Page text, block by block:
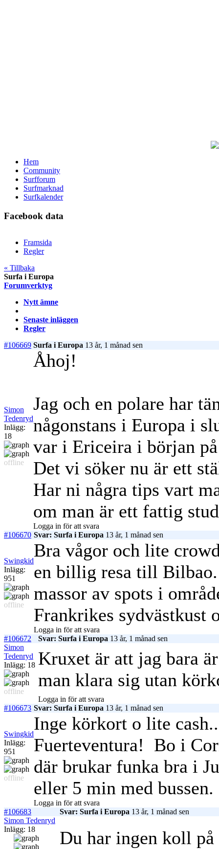
Hem
Community
Surfforum
Surfmarknad
Surfkalender
Facebook data
Framsida
Regler
« Tillbaka
Surfa i Europa
Forumverktyg
Nytt ämne
Senaste inläggen
Regler
#106669 Surfa i Europa 13 år, 1 månad sen
Simon
Tedenryd
Inlägg:
18
offline
Åhoj!
Jag och en polare har
någonstans i Europa i
var i Ericeira i början
Det vi söker nu är ett
Har ni några tips vart
om man är ett fattig
Logga in för att svara
#106670 Svar: Surfa i Europa 13 år, 1 månad sen
Swingkid
Inlägg:
951
offline
Bra vågor och lite
en billig resa till
massor av spots i
Frankrikes sydvästkust
Logga in för att svara
#106672
Svar: Surfa i Europa 13 år, 1 månad sen
Simon
Tedenryd
Inlägg: 18
offline
Kruxet är att jag bara
man klara sig utan
Logga in för att svara
#106673 Svar: Surfa i Europa 13 år, 1 månad sen
Swingkid
Inlägg:
951
offline
Inge körkort o lite
Fuerteventura! Bo i
där brukar funka bra i
eller 5 min med
Logga in för att svara
#106683
Svar: Surfa i Europa 13 år, 1 månad sen
Simon Tedenryd
Inlägg: 18
Du har ingen koll på